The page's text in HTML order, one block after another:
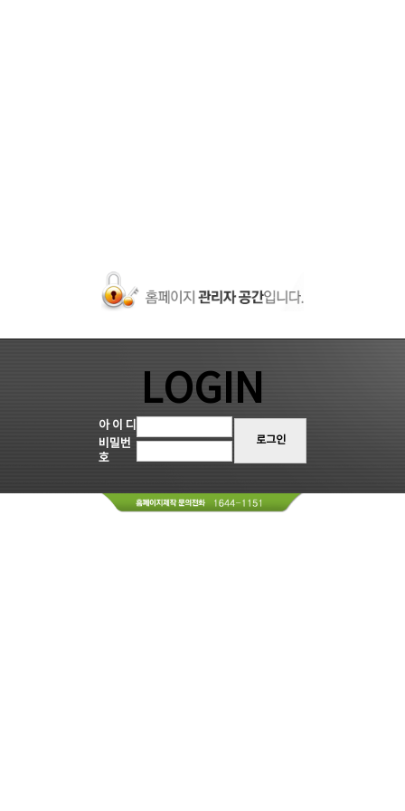
LOGIN
아 이 디
로그인
비밀번
호